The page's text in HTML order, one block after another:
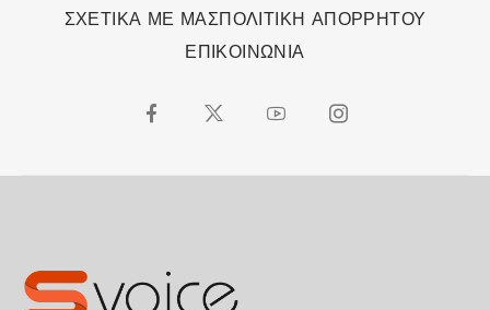
ΣΧΕΤΙΚΑ ΜΕ ΜΑΣΠΟΛΙΤΙΚΗ ΑΠΟΡΡΗΤΟΥ
ΕΠΙΚΟΙΝΩΝΙΑ